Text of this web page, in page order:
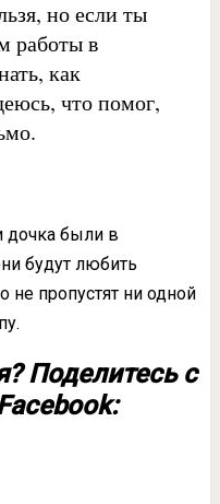
но если ты
работы в
как
что помог,
дочка были в
будут любить
пропустят ни одной
Поделитесь с